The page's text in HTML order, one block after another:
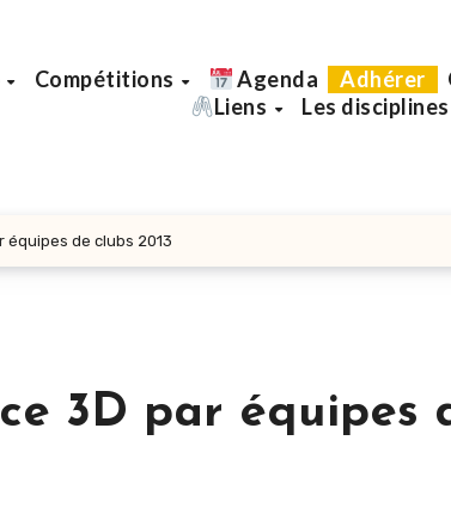
Compétitions Agenda Adhérer
Liens
Les disciplines
équipes de clubs 2013
3D par équipes